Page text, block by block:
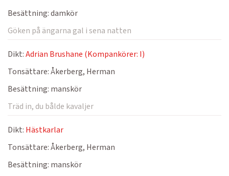
Besättning:damkör
Göken på ängarna gal i sena natten
Dikt:Adrian Brushane (Kompankörer: I)
Tonsättare:Åkerberg, Herman
Besättning: manskör
Träd in, du bålde kavaljer
Dikt: Hästkarlar
Tonsättare:Åkerberg, Herman
Besättning: manskör